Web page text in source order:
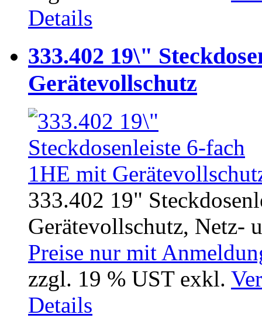
Details
333.402 19\"
Gerätevollschutz
333.402 19"
Gerätevollschutz, Netz-
Preise nur mit
zzgl. 19 % UST exkl.
Details